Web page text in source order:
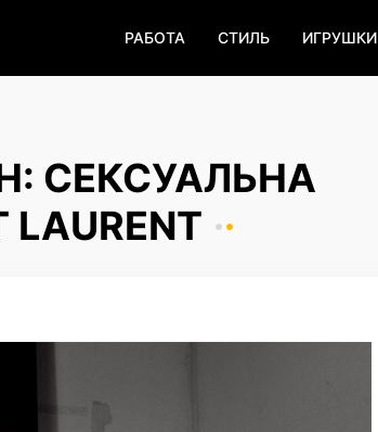
РАБОТА СТИЛЬ ИГРУШКИ
СЕКСУАЛЬНА